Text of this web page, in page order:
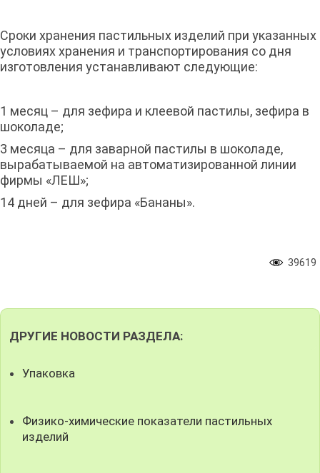
Сроки хранения пастильных изделий при указанных
условиях хранения и транспортирования со дня
изготовления устанавливают следующие:
1 месяц – для зефира и клеевой пастилы, зефира в
шоколаде;
3 месяца – для заварной пастилы в шоколаде,
вырабатываемой на автоматизированной линии
фирмы «ЛЕШ»;
14 дней – для зефира «Бананы».
39619
ДРУГИЕ НОВОСТИ РАЗДЕЛА:
Упаковка
Физико-химические показатели пастильных
изделий